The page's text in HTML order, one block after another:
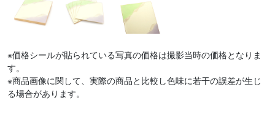
※価格シールが貼られている写真の価格は撮影当時の価格となりま
す。
※商品画像に関して、実際の商品と比較し色味に若干の誤差が生じ
る場合があります。